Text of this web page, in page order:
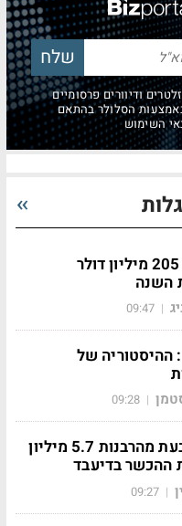
ודיוורים פרסומיים
הסלולר בהתאם
נקסט ויז'ן חצתה 205 מיליון דולר
השנה
|
09:47
ההיסטוריה של
|
09:28
משווקת בשר תובעת מהרבנות 5.7 מיליון
בדיעבד
|
09:27